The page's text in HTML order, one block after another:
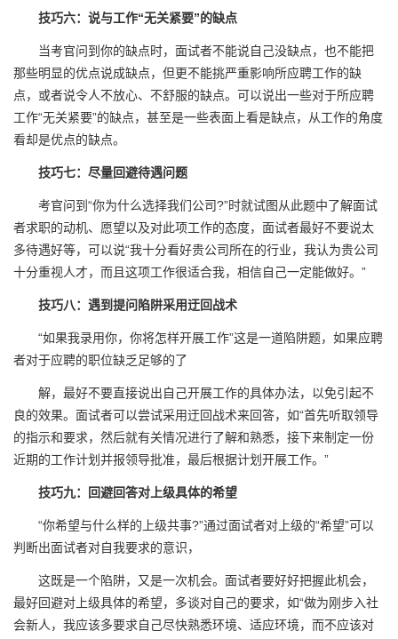
技巧六：说与工作“无关紧要”的缺点
当考官问到你的缺点时，面试者不能说自己没缺点，也不能把
那些明显的优点说成缺点，但更不能挑严重影响所应聘工作的缺
点，或者说令人不放心、不舒服的缺点。可以说出一些对于所应聘
工作“无关紧要”的缺点，甚至是一些表面上看是缺点，从工作的角度
看却是优点的缺点。
技巧七：尽量回避待遇问题
考官问到“你为什么选择我们公司?”时就试图从此题中了解面试
者求职的动机、愿望以及对此项工作的态度，面试者最好不要说太
多待遇好等，可以说“我十分看好贵公司所在的行业，我认为贵公司
十分重视人才，而且这项工作很适合我，相信自己一定能做好。”
技巧八：遇到提问陷阱采用迂回战术
“如果我录用你，你将怎样开展工作”这是一道陷阱题，如果应聘
者对于应聘的职位缺乏足够的了
解，最好不要直接说出自己开展工作的具体办法，以免引起不
良的效果。面试者可以尝试采用迂回战术来回答，如“首先听取领导
的指示和要求，然后就有关情况进行了解和熟悉，接下来制定一份
近期的工作计划并报领导批准，最后根据计划开展工作。”
技巧九：回避回答对上级具体的希望
“你希望与什么样的上级共事?”通过面试者对上级的“希望”可以
判断出面试者对自我要求的意识，
这既是一个陷阱，又是一次机会。面试者要好好把握此机会，
最好回避对上级具体的希望，多谈对自己的要求，如“做为刚步入社
会新人，我应该多要求自己尽快熟悉环境、适应环境，而不应该对